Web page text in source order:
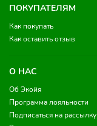
ПОКУПАТЕЛЯМ
Как покупать
Как оставить отзыв
О НАС
Об Экойя
Программа лояльности
Подписаться на рассылку